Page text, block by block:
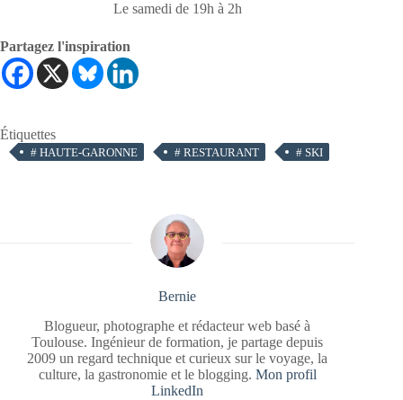
Le samedi de 19h à 2h
Partagez l'inspiration
Étiquettes
# HAUTE-GARONNE # RESTAURANT # SKI
Bernie
Blogueur, photographe et rédacteur web basé à
Toulouse. Ingénieur de formation, je partage depuis
2009 un regard technique et curieux sur le voyage, la
culture, la gastronomie et le blogging. Mon profil
LinkedIn